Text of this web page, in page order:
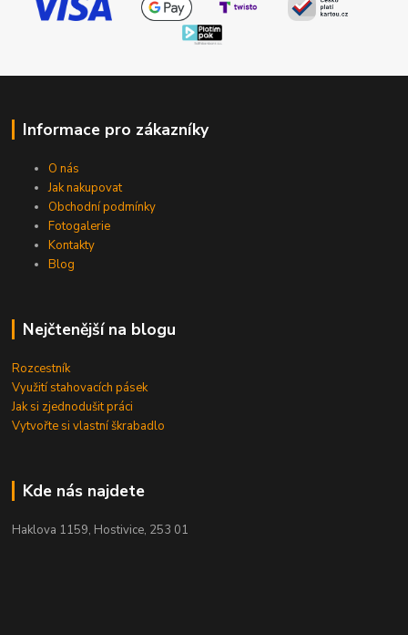
Informace pro zákazníky
O nás
Jak nakupovat
Obchodní podmínky
Fotogalerie
Kontakty
Blog
Nejčtenější na blogu
Rozcestník
Využití stahovacích pásek
Jak si zjednodušit práci
Vytvořte si vlastní škrabadlo
Kde nás najdete
Haklova 1159, Hostivice, 253 01